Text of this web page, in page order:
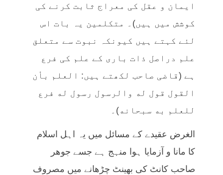
ایمان و عقل کی معراج ثابت کرنے کی
کوشش میں ہیں)۔ متکلمین یہ بات اس
لئے کہتے ہیں کیونکہ نبوت سے متعلق
علم دراصل ذات باری کے علم کی فرع
ہے (قاضی صاحب لکھتے ہیں: العلم بأن
القول قول له والرسول رسول له فرع
للعلم به سبحانه)۔
الغرض عقیدے کے مسائل میں یہ اہل اسلام
کا مانا و آزمایا ہوا منہج ہے جسے جوھر
صاحب کانٹ کی بھینٹ چڑھانے میں مصروف